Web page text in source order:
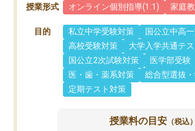
授業形式 オンライン個別指導(1:1) 家庭
目的 私立中学受験対策
国公立中高
高校受験対策
大学入学共通テ
国公立2次試験対策
医学部受験
医・歯・薬系対策
総合型選抜
定期テスト対策
授業料の目安 （税込）